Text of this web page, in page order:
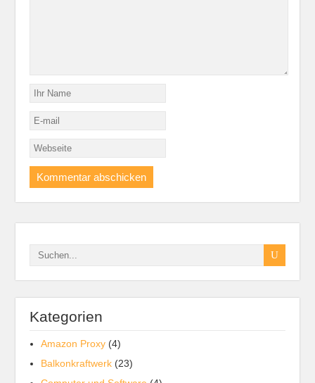
Kategorien
Amazon Proxy (4)
Balkonkraftwerk (23)